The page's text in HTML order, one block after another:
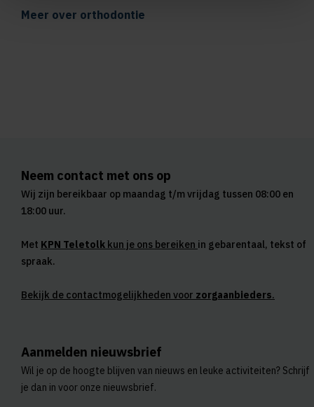
Meer over orthodontie
Neem contact met ons op
Wij zijn bereikbaar op maandag t/m vrijdag tussen 08:00 en
18:00 uur.
Met KPN Teletolk kun je ons bereiken in gebarentaal, tekst of
spraak.
Bekijk de contactmogelijkheden voor zorgaanbieders.
Aanmelden nieuwsbrief
Wil je op de hoogte blijven van nieuws en leuke activiteiten? Schrijf
je dan in voor onze nieuwsbrief.